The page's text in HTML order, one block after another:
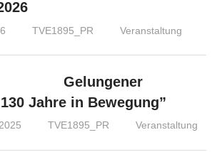
TVE1895_PR Veranstaltung
Gelungener
Jahre in Bewegung”
TVE1895_PR Veranstaltung